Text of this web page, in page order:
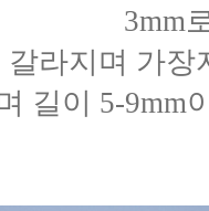
3mm
라지며 가
길이 5-9mm